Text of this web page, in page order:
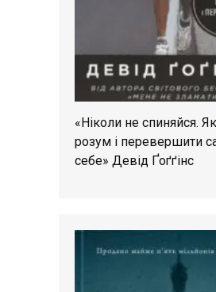
«Ніколи не спиняйся.
розум і перевершити
себе» Девід Ґоґґінс